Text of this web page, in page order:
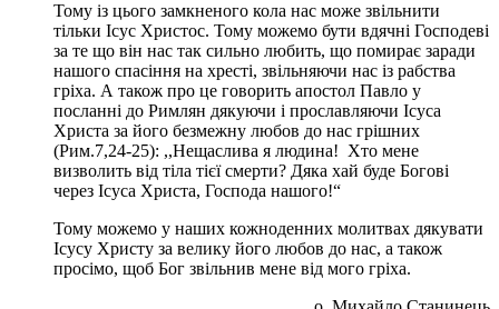
Тому із цього замкненого кола нас може звільнити
тільки Ісус Христос. Тому можемо бути вдячні Господеві
за те що він нас так сильно любить, що помирає заради
нашого спасіння на хресті, звільняючи нас із рабства
гріха. А також про це говорить апостол Павло у
посланні до Римлян дякуючи і прославляючи Ісуса
Христа за його безмежну любов до нас грішних
(Рим.7,24-25): ,,Нещаслива я людина! Хто мене
визволить від тіла тієї смерти? Дяка хай буде Богові
через Ісуса Христа, Господа нашого!“
Тому можемо у наших кожноденних молитвах дякувати
Ісусу Христу за велику його любов до нас, а також
просімо, щоб Бог звільнив мене від мого гріха.